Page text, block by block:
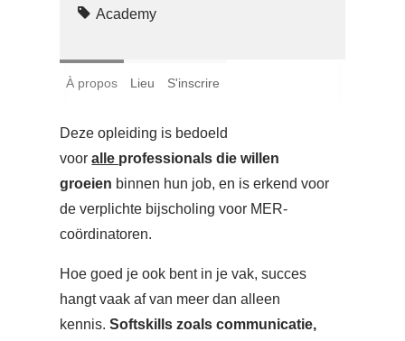
Academy
À propos Lieu S'inscrire
Deze opleiding is bedoeld
vooralle professionals die willen
groeien binnen hun job, en is erkend voor
de verplichte bijscholing voor MER-
coördinatoren.
Hoe goed je ook bent in je vak, succes
hangt vaak af van meer dan alleen
kennis.Softskills zoals communicatie,